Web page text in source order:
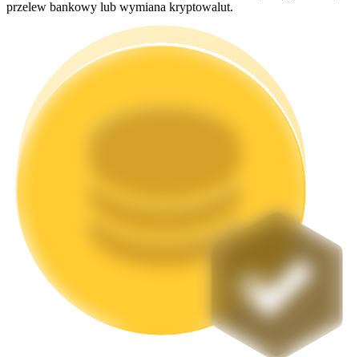
Stawianie
Wysokie zyski i natychmiastowy dostęp
Elastyczne stawianie zakładów, aby zarabiać na popularnych
tokenach
przelew bankowy lub wymiana kryptowalut.